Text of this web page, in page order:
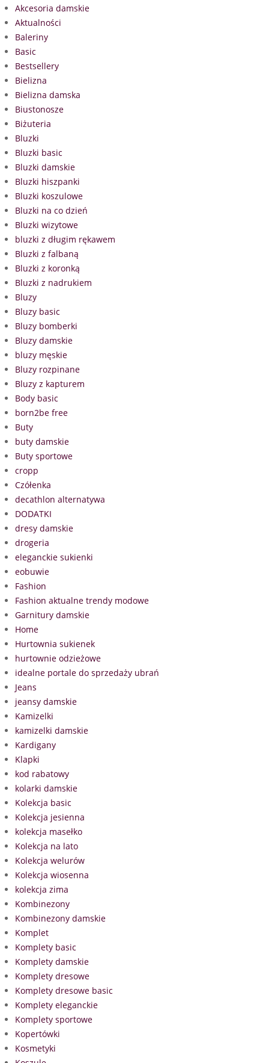
Akcesoria damskie
Aktualności
Baleriny
Basic
Bestsellery
Bielizna
Bielizna damska
Biustonosze
Biżuteria
Bluzki
Bluzki basic
Bluzki damskie
Bluzki hiszpanki
Bluzki koszulowe
Bluzki na co dzień
Bluzki wizytowe
bluzki z długim rękawem
Bluzki z falbaną
Bluzki z koronką
Bluzki z nadrukiem
Bluzy
Bluzy basic
Bluzy bomberki
Bluzy damskie
bluzy męskie
Bluzy rozpinane
Bluzy z kapturem
Body basic
born2be free
Buty
buty damskie
Buty sportowe
cropp
Czółenka
decathlon alternatywa
DODATKI
dresy damskie
drogeria
eleganckie sukienki
eobuwie
Fashion
Fashion aktualne trendy modowe
Garnitury damskie
Home
Hurtownia sukienek
hurtownie odzieżowe
idealne portale do sprzedaży ubrań
Jeans
jeansy damskie
Kamizelki
kamizelki damskie
Kardigany
Klapki
kod rabatowy
kolarki damskie
Kolekcja basic
Kolekcja jesienna
kolekcja masełko
Kolekcja na lato
Kolekcja welurów
Kolekcja wiosenna
kolekcja zima
Kombinezony
Kombinezony damskie
Komplet
Komplety basic
Komplety damskie
Komplety dresowe
Komplety dresowe basic
Komplety eleganckie
Komplety sportowe
Kopertówki
Kosmetyki